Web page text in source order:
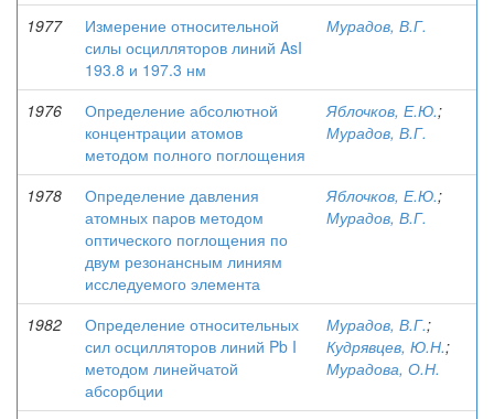
1977
Измерение относительной
силы осцилляторов линий AsI
193.8 и 197.3 нм
Мурадов, В.Г.
1976
Определение абсолютной
концентрации атомов
методом полного поглощения
Яблочков, Е.Ю.;
Мурадов, В.Г.
1978
Определение давления
атомных паров методом
оптического поглощения по
двум резонансным линиям
исследуемого элемента
Яблочков, Е.Ю.;
Мурадов, В.Г.
1982
Определение относительных
сил осцилляторов линий Pb I
методом линейчатой
абсорбции
Мурадов, В.Г.;
Кудрявцев, Ю.Н.;
Мурадова, О.Н.